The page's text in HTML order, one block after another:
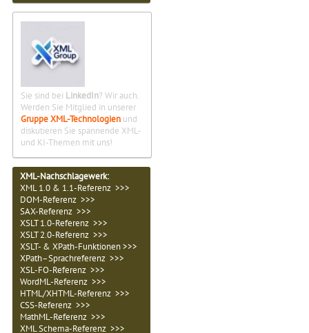
Sie sind bei LinkedIn? Wir auch.
Werden Sie Mitglied in unserer
Gruppe XML-Technologien und
diskutieren Sie spannende XML-
und KI-Themen mit uns!
XML-Nachschlagewerk:
XML 1.0 & 1.1-Referenz >>>
DOM-Referenz >>>
SAX-Referenz >>>
XSLT 1.0-Referenz >>>
XSLT 2.0-Referenz >>>
XSLT- & XPath-Funktionen >>>
XPath–Sprachreferenz >>>
XSL-FO-Referenz >>>
WordML-Referenz >>>
HTML/XHTML-Referenz >>>
CSS-Referenz >>>
MathML-Referenz >>>
XML Schema-Referenz >>>